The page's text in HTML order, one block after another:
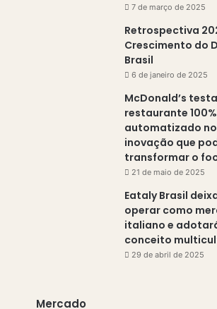
7 de março de 2025
Retrospectiva
Crescimento do
Brasil
6 de janeiro de 2025
McDonald’s testa
restaurante 100%
automatizado
inovação que
transformar o
21 de maio de 2025
Eataly Brasil
operar como
italiano e
conceito
29 de abril de 2025
Mercado